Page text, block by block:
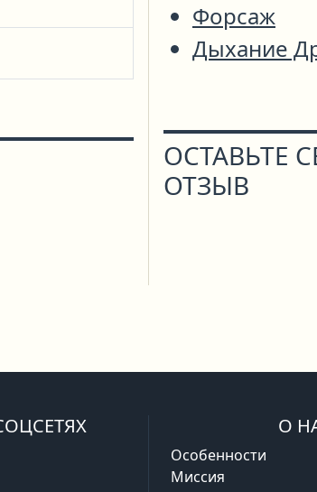
Форсаж
Дыхание
ОСТАВЬТЕ
ОТЗЫВ
О
Особенности
Миссия